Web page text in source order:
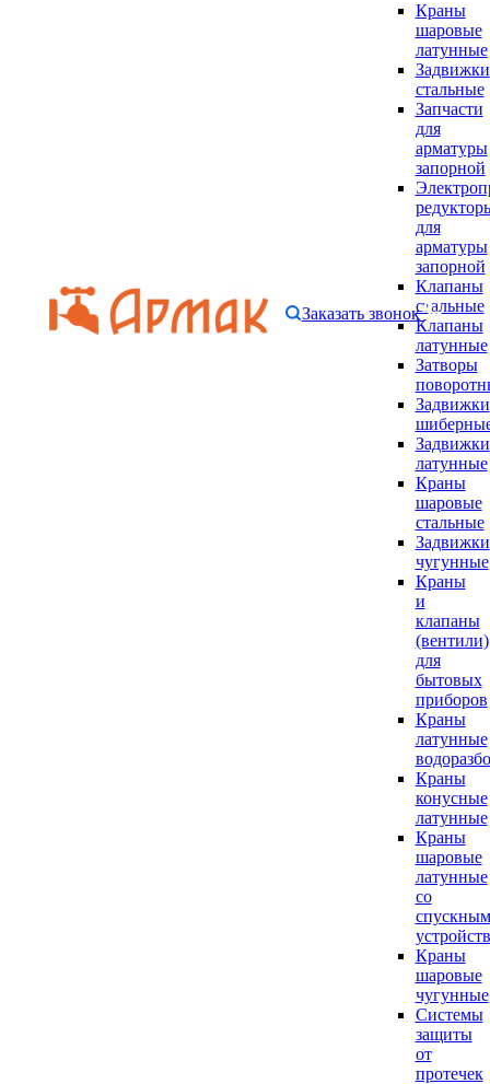
Краны
шаровые
латунные
Задвижки
стальные
Запчасти
для
арматуры
запорной
для
арматуры
запорной
Клапаны
стальные
Клапаны
латунные
Затворы
Задвижки
Задвижки
латунные
Краны
шаровые
стальные
Задвижки
чугунные
Краны
и
клапаны
(вентили)
для
бытовых
приборов
Краны
латунные
Краны
конусные
латунные
Краны
шаровые
латунные
со
спускным
Краны
шаровые
чугунные
Системы
защиты
от
протечек
Заказать звонок